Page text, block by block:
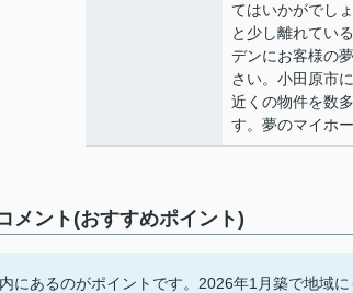
てはいかがでし
と少し離れてい
デンにお客様の
さい。小田原市
近くの物件を数
す。夢のマイホ
ント(おすすめポイント)
にあるのがポイントです。2026年1月築で地域